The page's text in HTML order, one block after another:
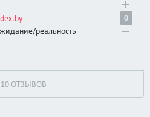
реальность
0
ОТЗЫВОВ